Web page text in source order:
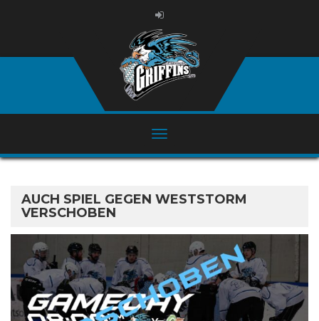
AUCH SPIEL GEGEN WESTSTORM
VERSCHOBEN